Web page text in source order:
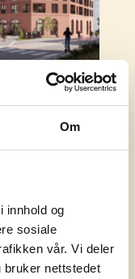
Om
innhold og
sosiale
vår. Vi deler
bruker nettstedet